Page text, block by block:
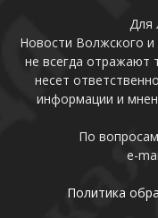
Для
Новости Волжского
не всегда отражают
несет
информации и
По
e-
Политика